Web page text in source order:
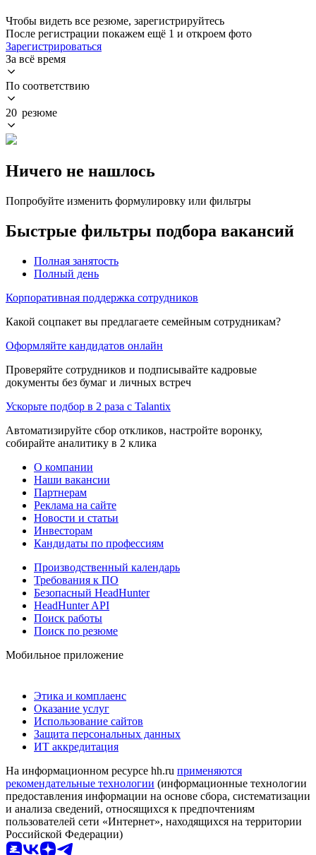
Чтобы видеть все резюме, зарегистрируйтесь
После регистрации покажем ещё 1 и откроем фото
Зарегистрироваться
За всё время
По соответствию
20 резюме
Ничего не нашлось
Попробуйте изменить формулировку или фильтры
Быстрые фильтры подбора вакансий
Полная занятость
Полный день
Корпоративная поддержка сотрудников
Какой соцпакет вы предлагаете семейным сотрудникам?
Оформляйте кандидатов онлайн
Проверяйте сотрудников и подписывайте кадровые
документы без бумаг и личных встреч
Ускорьте подбор в 2 раза с Talantix
Автоматизируйте сбор откликов, настройте воронку,
собирайте аналитику в 2 клика
О компании
Наши вакансии
Партнерам
Реклама на сайте
Новости и статьи
Инвесторам
Кандидаты по профессиям
Производственный календарь
Требования к ПО
Безопасный HeadHunter
HeadHunter API
Поиск работы
Поиск по резюме
Мобильное приложение
Этика и комплаенс
Оказание услуг
Использование сайтов
Защита персональных данных
ИТ аккредитация
На информационном ресурсе hh.ru применяются
рекомендательные технологии (информационные технологии
предоставления информации на основе сбора, систематизации
и анализа сведений, относящихся к предпочтениям
пользователей сети «Интернет», находящихся на территории
Российской Федерации)